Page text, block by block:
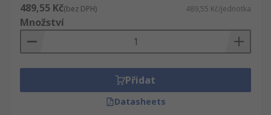
489,55 Kč(bez DPH) 489,55 Kč/jednotka
Množství
Přidat
Datasheets